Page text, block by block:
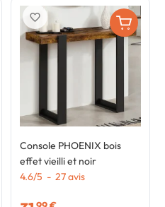
Console PHOENIX bois
effet vieilli et noir
4.6/5 - 27avis
favorite_border